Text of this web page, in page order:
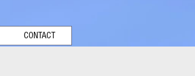
CONTACT